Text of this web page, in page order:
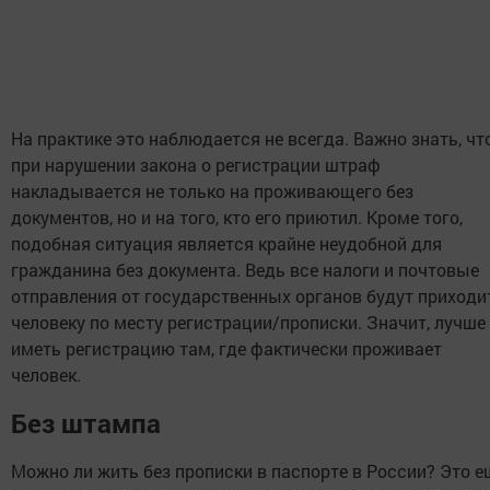
На практике это наблюдается не всегда. Важно знать,
при нарушении закона о регистрации штраф
накладывается не только на проживающего без
документов, но и на того, кто его приютил. Кроме того,
подобная ситуация является крайне неудобной для
гражданина без документа. Ведь все налоги и почтовые
отправления от государственных органов будут
человеку по месту регистрации/прописки. Значит, лучше
иметь регистрацию там, где фактически проживает
человек.
Без штампа
Можно ли жить без прописки в паспорте в России? Это